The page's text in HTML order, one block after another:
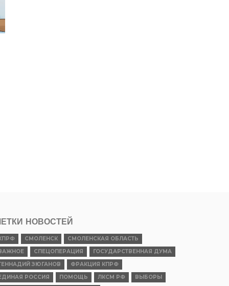
НОВОСТЕЙ
СМОЛЕНСК
СМОЛЕНСКАЯ ОБЛАСТЬ
СПЕЦОПЕРАЦИЯ
ГОСУДАРСТВЕННАЯ ДУМА
ЗЮГАНОВ
ФРАКЦИЯ КПРФ
РОССИЯ
ПОМОЩЬ ЛКСМ РФ
ВЫБОРЫ